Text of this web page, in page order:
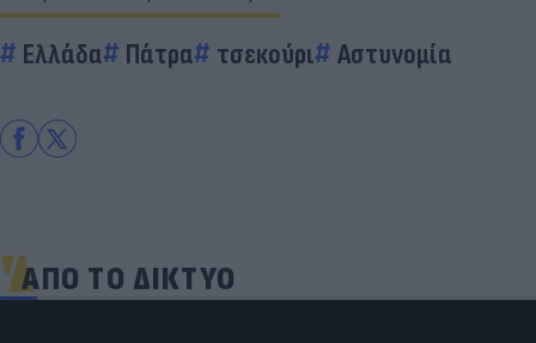
Ελλάδα Πάτρα τσεκούρι Αστυνομία
ΑΠΟ ΤΟ ΔΙΚΤΥΟ